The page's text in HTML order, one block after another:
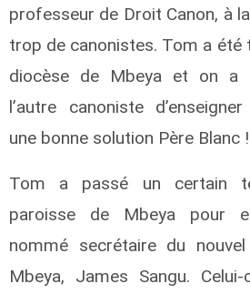
professeur de Droit Canon, à
trop de canonistes. Tom a été
diocèse de Mbeya et on a
l’autre canoniste
une bonne solution Père Blanc !
Tom a passé un certain
paroisse de Mbeya pour
nommé secrétaire du
Mbeya, James Sangu. Celui-